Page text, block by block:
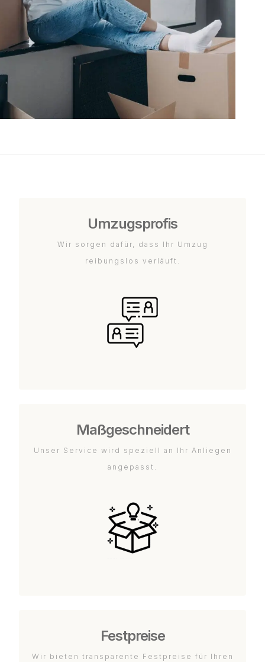
Umzugsprofis
Wir sorgen dafür, dass Ihr Umzug
reibungslos verläuft.
Maßgeschneidert
Unser Service wird speziell an Ihr Anliegen
angepasst.
Festpreise
Wir bieten transparente Festpreise für Ihren